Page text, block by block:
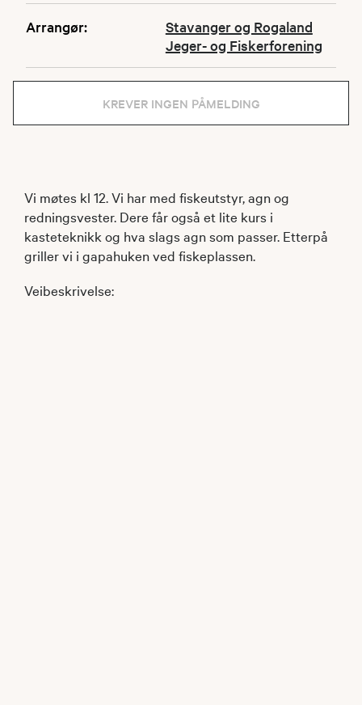
Arrangør:
Stavanger og Rogaland
Jeger- og Fiskerforening
KREVER INGEN PÅMELDING
Vi møtes kl 12. Vi har med fiskeutstyr, agn og
redningsvester. Dere får også et lite kurs i
kasteteknikk og hva slags agn som passer. Etterpå
griller vi i gapahuken ved fiskeplassen.
Veibeskrivelse: